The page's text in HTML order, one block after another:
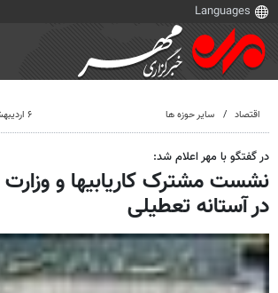
اقتصاد سایر حوزه ها ۶ اردیبهشت ۱۳۸۹، ۹:۰۵
در گفتگو با مهر اعلام شد:
نشست مشترک کاریابیها و وزارت
در آستانه تعطیلی